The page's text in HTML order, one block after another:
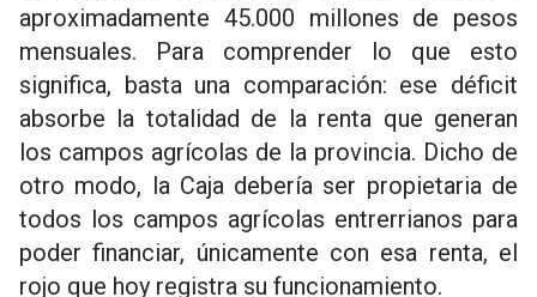
aproximadamente 45.000 millones de pesos
mensuales. Para comprender lo que esto
significa, basta una comparación: ese déficit
absorbe la totalidad de la renta que generan
los campos agrícolas de la provincia. Dicho de
otro modo, la Caja debería ser propietaria de
todos los campos agrícolas entrerrianos para
poder financiar, únicamente con esa renta, el
rojo que hoy registra su funcionamiento.